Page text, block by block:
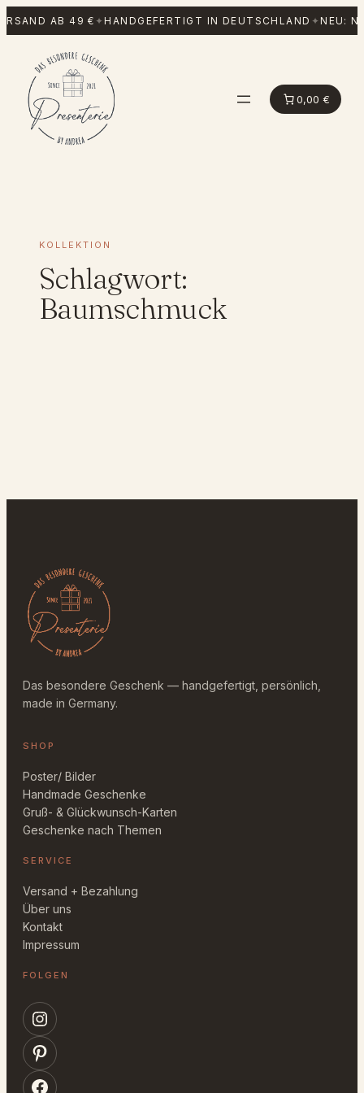
Zum
Inhalt
AB 49 €✦HANDGEFERTIGT IN DEUTSCHLAND✦NEU:
0,00 €
KOLLEKTION
Schlagwort:
Baumschmuck
Das besondere Geschenk — handgefertigt, persönlich,
made in Germany.
SHOP
Poster/ Bilder
Handmade Geschenke
Gruß- & Glückwunsch-Karten
Geschenke nach Themen
SERVICE
Versand + Bezahlung
Über uns
Kontakt
Impressum
FOLGEN
Instagram
Pinterest
Facebook